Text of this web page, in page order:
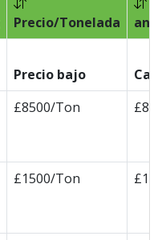
Precio/Tonelada
Precio bajo
£8500/Ton
£1500/Ton